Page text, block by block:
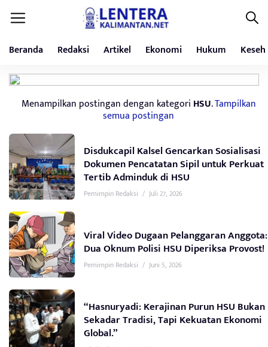
Beranda Redaksi Artikel Ekonomi Hukum
Menampilkan postingan dengan kategori HSU.Tampilkan
semua postingan
Disdukcapil Kalsel Gencarkan Sosialisasi
Dokumen Pencatatan Sipil untuk Perkuat
Tertib Adminduk di HSU
Pemimpin Redaksi / Juli 27, 2026
Viral Video Dugaan Pelanggaran Anggota:
Dua Oknum Polisi HSU Diperiksa Provost!
Pemimpin Redaksi / Juni 5, 2026
“Hasnuryadi: Kerajinan Purun HSU Bukan
Sekadar Tradisi, Tapi Kekuatan Ekonomi
Global.”